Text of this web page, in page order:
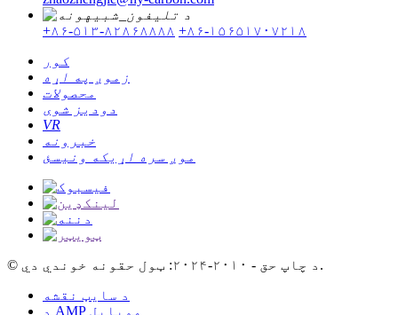
+۸۶-۵۱۳-۸۲۸۶۸۸۸۸ +۸۶-۱۵۶۵۱۷۰۷۲۱۸
کور
زموږ په اړه
محصولات
دودیز شوی
VR
خبرونه
موږ سره اړیکه ونیسئ
© د چاپ حق - ۲۰۱۰-۲۰۲۴: ټول حقونه خوندي دي.
د سایټ نقشه
د AMP موبایل